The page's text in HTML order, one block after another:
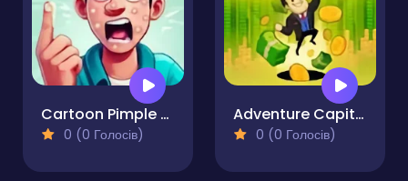
Cartoon Pimple Pop
0 (0 Голосів)
Adventure Capitalist Hole
0 (0 Голосів)